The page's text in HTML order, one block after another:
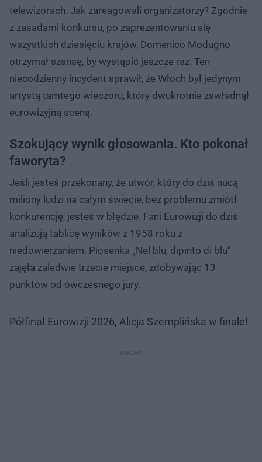
telewizorach. Jak zareagowali organizatorzy? Zgodnie
z zasadami konkursu, po zaprezentowaniu się
wszystkich dziesięciu krajów, Domenico Modugno
otrzymał szansę, by wystąpić jeszcze raz. Ten
niecodzienny incydent sprawił, że Włoch był jedynym
artystą tamtego wieczoru, który dwukrotnie zawładnął
eurowizyjną sceną.
Szokujący wynik głosowania. Kto pokonał
faworyta?
Jeśli jesteś przekonany, że utwór, który do dziś nucą
miliony ludzi na całym świecie, bez problemu zmiótł
konkurencję, jesteś w błędzie. Fani Eurowizji do dziś
analizują tablicę wyników z 1958 roku z
niedowierzaniem. Piosenka „Nel blu, dipinto di blu”
zajęła zaledwie trzecie miejsce, zdobywając 13
punktów od ówczesnego jury.
Półfinał Eurowizji 2026, Alicja Szemplińska w finale!